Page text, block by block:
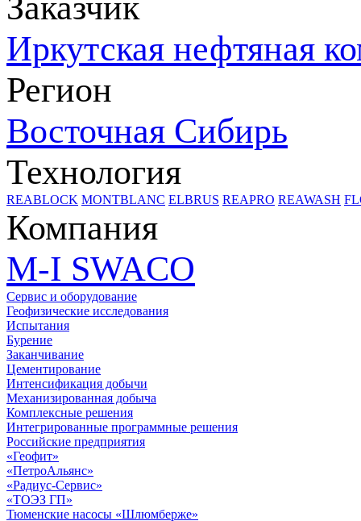
Иркутская нефтяная
Регион
Восточная Сибирь
Технология
REABLOCK MONTBLANC ELBRUS REAPRO REAWASH
Компания
M-I SWACO
Сервис и оборудование
Геофизические исследования
Испытания
Бурение
Заканчивание
Цементирование
Интенсификация добычи
Механизированная добыча
Комплексные решения
Интегрированные программные решения
Российские предприятия
«Геофит»
«ПетроАльянс»
«Радиус-Сервис»
«ТОЭЗ ГП»
Тюменские насосы «Шлюмберже»